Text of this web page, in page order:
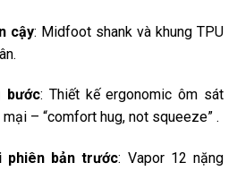
cậy: Midfoot shank và khung TPU
bước: Thiết kế ergonomic ôm sát
– “comfort hug, not squeeze”.
phiên bản trước: Vapor 12 nặng